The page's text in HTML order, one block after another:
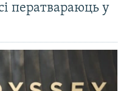
ператвараюць у